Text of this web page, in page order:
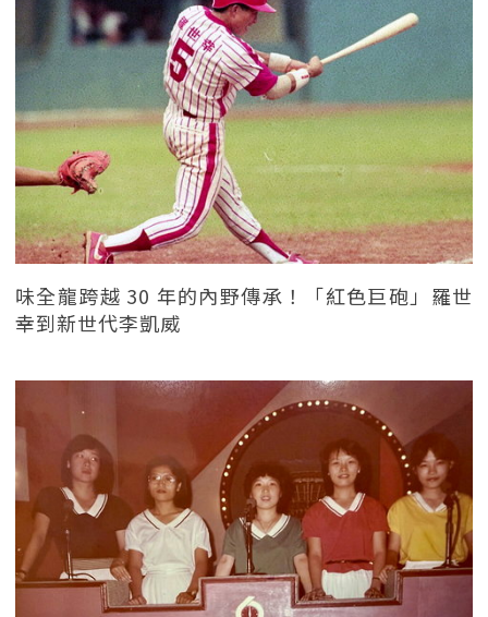
味全龍跨越 30 年的內野傳承！「紅色巨砲」羅世
幸到新世代李凱威